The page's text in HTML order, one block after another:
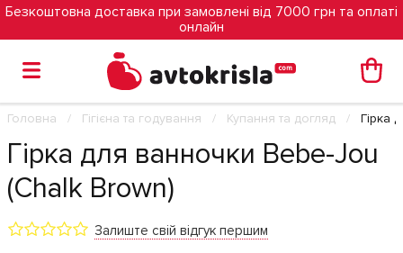
Безкоштовна доставка при замовлені від 7000 грн та оплаті
онлайн
Головна Гігієна та годування Купання та догляд Гірка
Гірка для ванночки Bebe-Jou
(Chalk Brown)
Залиште свій відгук першим